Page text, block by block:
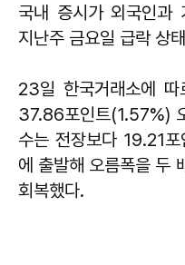
국내 증시가 외국인과
지난주 금요일 급락 상
23일 한국거래소에
37.86포인트(1.57%)
수는 전장보다 19.21
에 출발해 오름폭을 두
회복했다.